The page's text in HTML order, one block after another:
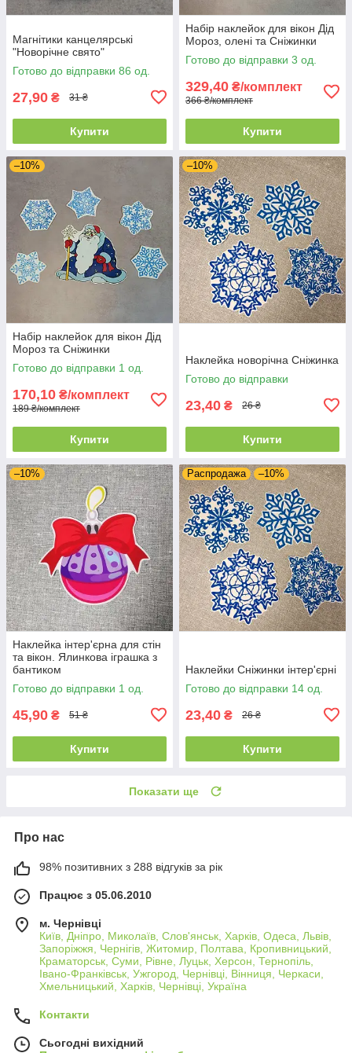
Магнітики канцелярські
"Новорічне свято"
Готово до відправки 86 од.
27,90 ₴ 31 ₴
Купити
Набір наклейок для вікон Дід
Мороз, олені та Сніжинки
Готово до відправки 3 од.
329,40 ₴/комплект
366 ₴/комплект
Купити
–10%
Набір наклейок для вікон Дід
Мороз та Сніжинки
Готово до відправки 1 од.
170,10 ₴/комплект
189 ₴/комплект
Купити
–10%
Наклейка новорічна Сніжинка
Готово до відправки
23,40 ₴ 26 ₴
Купити
–10%
Наклейка інтер'єрна для стін
та вікон. Ялинкова іграшка з
бантиком
Готово до відправки 1 од.
45,90 ₴ 51 ₴
Купити
Распродажа –10%
Наклейки Сніжинки інтер'єрні
Готово до відправки 14 од.
23,40 ₴ 26 ₴
Купити
Показати ще
Про нас
98% позитивних з 288 відгуків за рік
Працює з 05.06.2010
м. Чернівці
Київ, Дніпро, Миколаїв, Слов'янськ, Харків, Одеса, Львів,
Запоріжжя, Чернігів, Житомир, Полтава, Кропивницький,
Краматорськ, Суми, Рівне, Луцьк, Херсон, Тернопіль,
Івано-Франківськ, Ужгород, Чернівці, Вінниця, Черкаси,
Хмельницький, Харків, Чернівці, Україна
Контакти
Сьогодні вихідний